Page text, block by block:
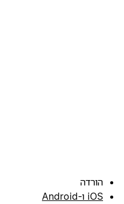
הורדה
iOS ו-Android